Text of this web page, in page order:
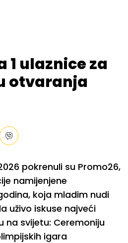
1 ulaznice za
otvaranja
pokrenuli su Promo26,
namijenjene
koja mladim nudi
uživo iskuse najveći
na svijetu: Ceremoniju
igara